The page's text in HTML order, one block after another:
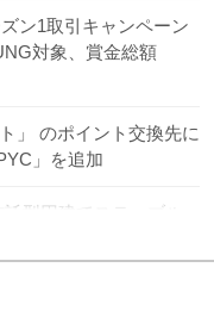
ン1取引キャンペーン
対象、賞金総額
ト」 のポイント交換先に
」を追加
託型円建てステーブル